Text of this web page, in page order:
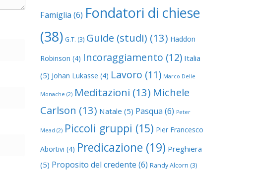
Famiglia (6) Fondatori di chiese
(38) G.T. (3) Guide (studi) (13) Haddon
Robinson (4) Incoraggiamento (12) Italia
(5) Johan Lukasse (4) Lavoro (11) Marco Delle
Monache (2) Meditazioni (13) Michele
Carlson (13) Natale (5) Pasqua (6) Peter
Mead (2) Piccoli gruppi (15) Pier Francesco
Abortivi (4) Predicazione (19) Preghiera
(5) Proposito del credente (6) Randy Alcorn (3)